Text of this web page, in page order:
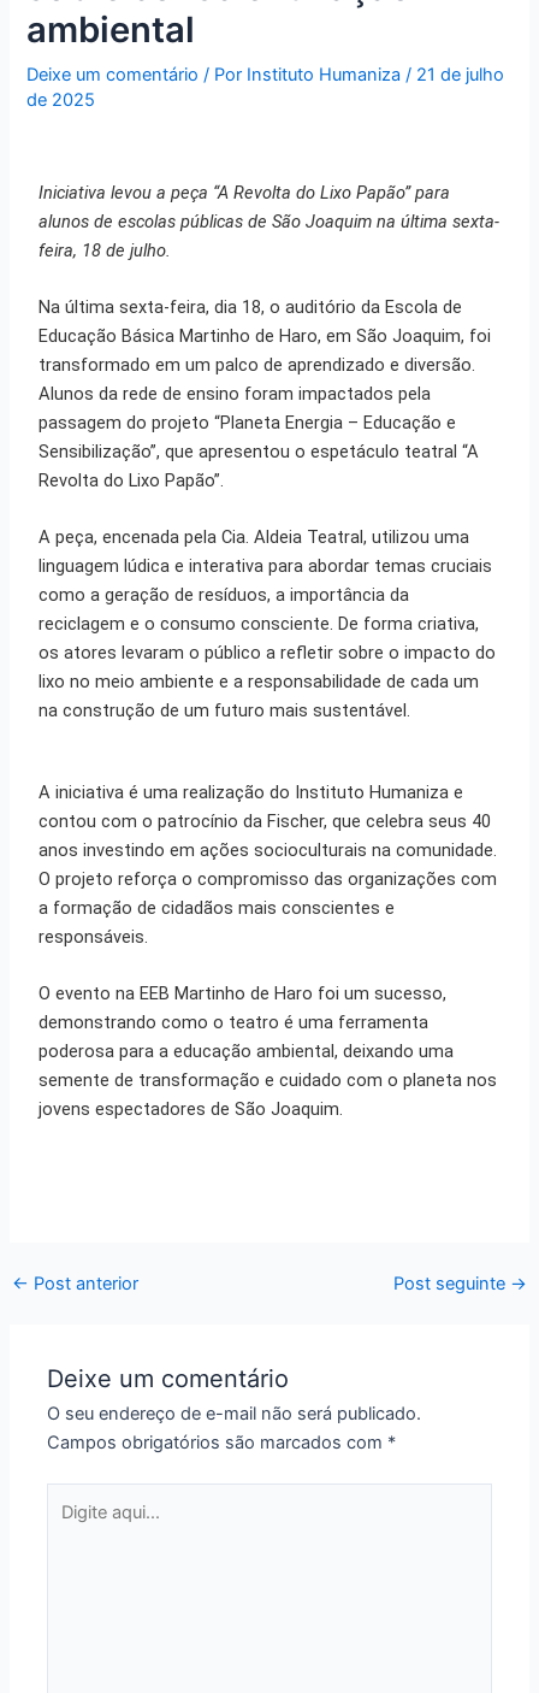
ambiental
Deixe um comentário / Por Instituto Humaniza / 21 de julho
de 2025
Iniciativa levou a peça “A Revolta do Lixo Papão” para
alunos de escolas públicas de São Joaquim na última sexta-
feira, 18 de julho.
Na última sexta-feira, dia 18, o auditório da Escola de
Educação Básica Martinho de Haro, em São Joaquim, foi
transformado em um palco de aprendizado e diversão.
Alunos da rede de ensino foram impactados pela
passagem do projeto “Planeta Energia – Educação e
Sensibilização”, que apresentou o espetáculo teatral “A
Revolta do Lixo Papão”.
A peça, encenada pela Cia. Aldeia Teatral, utilizou uma
linguagem lúdica e interativa para abordar temas cruciais
como a geração de resíduos, a importância da
reciclagem e o consumo consciente. De forma criativa,
os atores levaram o público a refletir sobre o impacto do
lixo no meio ambiente e a responsabilidade de cada um
na construção de um futuro mais sustentável.
A iniciativa é uma realização do Instituto Humaniza e
contou com o patrocínio da Fischer, que celebra seus 40
anos investindo em ações socioculturais na comunidade.
O projeto reforça o compromisso das organizações com
a formação de cidadãos mais conscientes e
responsáveis.
O evento na EEB Martinho de Haro foi um sucesso,
demonstrando como o teatro é uma ferramenta
poderosa para a educação ambiental, deixando uma
semente de transformação e cuidado com o planeta nos
jovens espectadores de São Joaquim.
← Post anterior Post seguinte →
Deixe um comentário
O seu endereço de e-mail não será publicado.
Campos obrigatórios são marcados com *
aqui...